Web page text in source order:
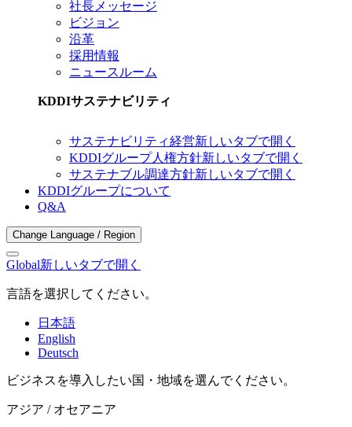
社長メッセージ
ビジョン
沿革
採用情報
ニュースルーム
KDDIサステナビリティ
サステナビリティ経営新しいタブで開く
KDDIグループ人権方針新しいタブで開く
サステナブル調達方針新しいタブで開く
KDDIグループについて
Q&A
Change Language / Region
Global新しいタブで開く
言語を選択してください。
日本語
English
Deutsch
ビジネスを導入したい国・地域を選んでください。
アジア / オセアニア